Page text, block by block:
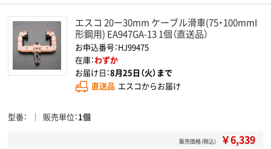
エスコ 20ー30mm ケーブル滑車(75・100mmI
形鋼用) EA947GA-13 1個（直送品）
お申込番号：HJ99475
在庫：わずか
お届け日：8月25日（火）まで
直送品 エスコからお届け
型番 販売単位 1個
販売価格（税込） ￥6,339